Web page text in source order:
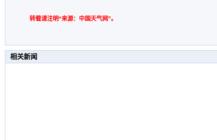
转载请注明“来源：中国天气网”。
相关新闻